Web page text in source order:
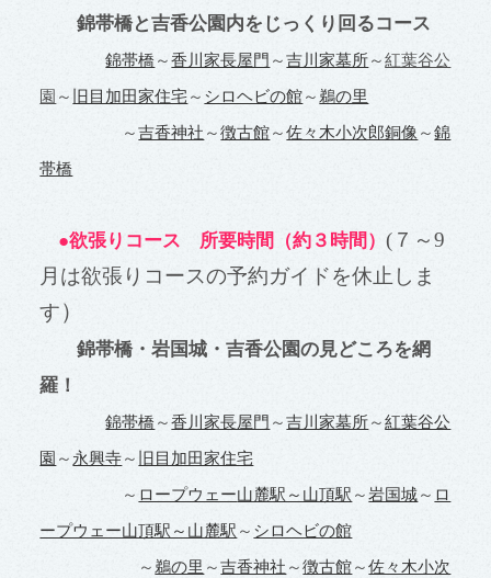
錦帯橋と吉香公園内をじっくり回るコース
錦帯橋 ～香川家長屋門 ～吉川家墓所～紅葉谷公
園 ～ 旧目加田家住宅～ シロヘビの館～鵜の里
～吉香神社 ～徴古館～佐々木小次郎銅像～錦
帯橋
●欲張りコース 所要時間（約３時間）( ７～9
月は欲張りコースの予約ガイドを休止しま
す）
錦帯橋・岩国城・吉香公園の見どころを網
羅！
錦帯橋 ～香川家長屋門 ～吉川家墓所～紅葉谷公
園 ～ 永興寺～ 旧目加田家住宅
～ ロープウェー山麓駅～山頂駅 ～岩国城～ ロ
ープウェー山頂駅～山麓駅 ～ シロヘビの館
～鵜の里 ～吉香神社 ～徴古館～佐々木小次